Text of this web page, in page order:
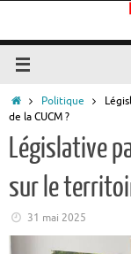
contenu
AccueilPolitique
de la CUCM ?
Législative
sur le
31 mai 2025